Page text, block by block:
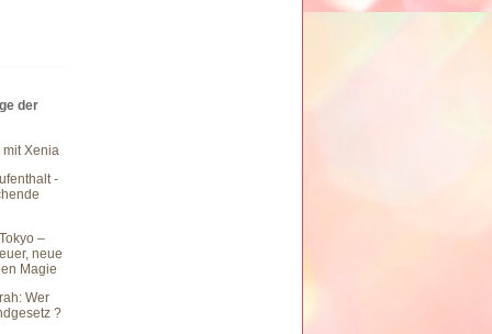
der
Xenia
-
–
neue
Magie
Wer
?